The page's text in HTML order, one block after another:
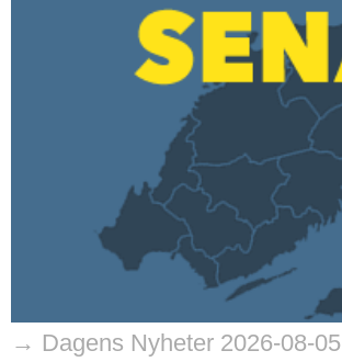
→ Dagens Nyheter 2026-08-